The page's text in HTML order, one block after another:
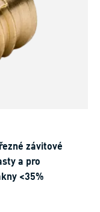
závitové
a pro
<35%